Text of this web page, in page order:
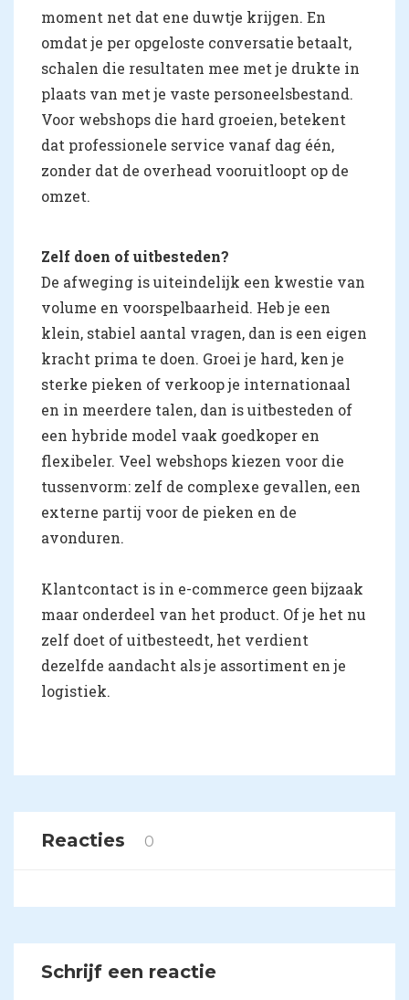
moment net dat ene duwtje krijgen. En
omdat je per opgeloste conversatie betaalt,
schalen die resultaten mee met je drukte in
plaats van met je vaste personeelsbestand.
Voor webshops die hard groeien, betekent
dat professionele service vanaf dag één,
zonder dat de overhead vooruitloopt op de
omzet.
Zelf doen of uitbesteden?
De afweging is uiteindelijk een kwestie van
volume en voorspelbaarheid. Heb je een
klein, stabiel aantal vragen, dan is een eigen
kracht prima te doen. Groei je hard, ken je
sterke pieken of verkoop je internationaal
en in meerdere talen, dan is uitbesteden of
een hybride model vaak goedkoper en
flexibeler. Veel webshops kiezen voor die
tussenvorm: zelf de complexe gevallen, een
externe partij voor de pieken en de
avonduren.
Klantcontact is in e-commerce geen bijzaak
maar onderdeel van het product. Of je het nu
zelf doet of uitbesteedt, het verdient
dezelfde aandacht als je assortiment en je
logistiek.
Reacties 0
Schrijf een reactie